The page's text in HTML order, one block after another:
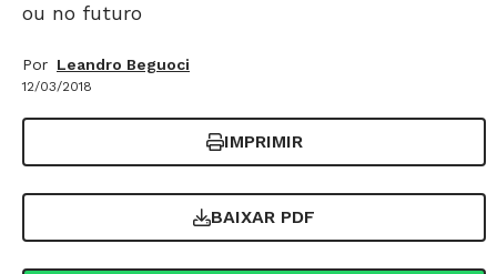
ou no futuro
Por Leandro Beguoci
12/03/2018
IMPRIMIR
BAIXAR PDF